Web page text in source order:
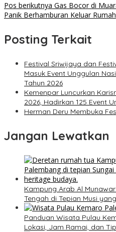
Pos berikutnya Gas Bocor di
Panik Berhamburan Keluar Rumah
Posting Terkait
Festival Sriwijaya dan
Masuk Event Unggulan
Tahun 2026
Kemenpar Luncurkan
2026, Hadirkan 125 Event
Herman Deru Membuka
Jangan Lewatkan
Kampung Arab Al
Tengah di Tepian Musi
Panduan Wisata Pulau
Lokasi, Jam Ramai, dan